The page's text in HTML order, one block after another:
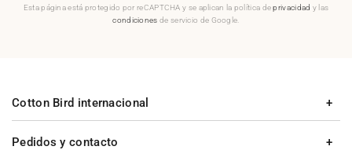
Esta página está protegido por reCAPTCHA y se aplican la política deprivacidad y las
condiciones de servicio de Google.
Pedidos y contacto
Cotton Bird internacional